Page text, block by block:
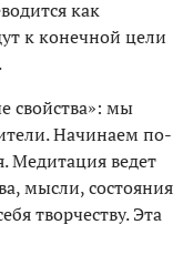
как
к конечной цели
свойства»: мы
Начинаем по-
Медитация ведет
мысли, состояния
творчеству. Эта